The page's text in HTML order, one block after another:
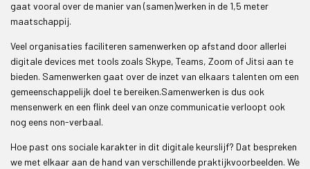
gaat vooral over de manier van (samen)werken in de 1,5 meter
maatschappij.
Veel organisaties faciliteren samenwerken op afstand door allerlei
digitale devices met tools zoals Skype, Teams, Zoom of Jitsi aan te
bieden. Samenwerken gaat over de inzet van elkaars talenten om een
gemeenschappelijk doel te bereiken.Samenwerken is dus ook
mensenwerk en een flink deel van onze communicatie verloopt ook
nog eens non-verbaal.
Hoe past ons sociale karakter in dit digitale keurslijf? Dat bespreken
we met elkaar aan de hand van verschillende praktijkvoorbeelden. We